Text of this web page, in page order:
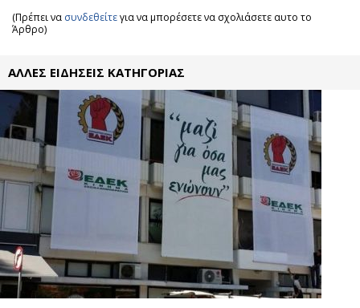
(Πρέπει να συνδεθείτεγια να μπορέσετε να σχολιάσετε αυτο το
Άρθρο)
ΑΛΛΕΣ ΕΙΔΗΣΕΙΣ ΚΑΤΗΓΟΡΙΑΣ